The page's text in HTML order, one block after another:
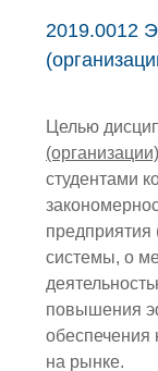
2019.0012
Целью
(организации)
студентами
предприятия
системы, о
повышения
обеспечения
на рынке.